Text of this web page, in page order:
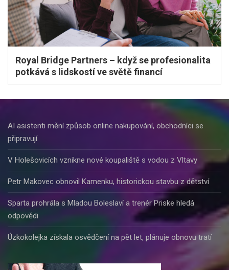
Royal Bridge Partners – když se profesionalita
potkává s lidskostí ve světě financí
AI asistenti mění způsob online nakupování, obchodníci se
připravují
V Holešovicích vznikne nové koupaliště s vodou z Vltavy
Petr Makovec obnovil Kamenku, historickou stavbu z dětství
Sparta prohrála s Mladou Boleslaví a trenér Priske hledá
odpovědi
Úzkokolejka získala osvědčení na pět let, plánuje obnovu tratí